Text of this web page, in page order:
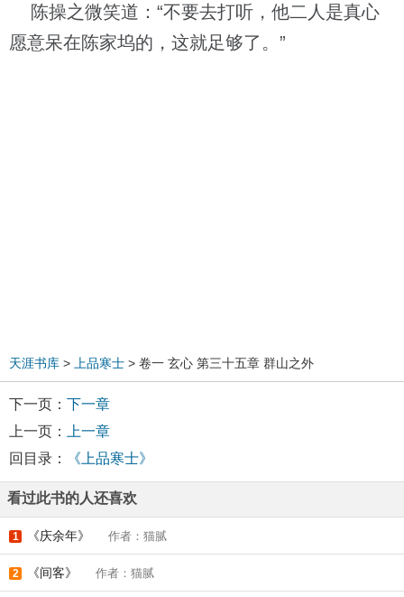
陈操之微笑道：“不要去打听，他二人是真心
愿意呆在陈家坞的，这就足够了。”
天涯书库 > 上品寒士 > 卷一 玄心 第三十五章 群山之外
下一页： 下一章
上一页：
上一章
回目录：
《上品寒士》
看过此书的人还喜欢
1 《庆余年》 作者：猫腻
2 《间客》 作者：猫腻